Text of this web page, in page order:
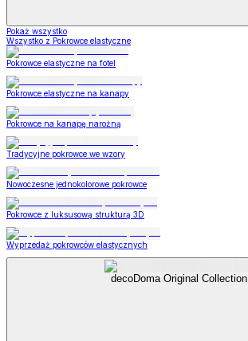
Pokaż wszystko
Wszystko z Pokrowce elastyczne
Pokrowce elastyczne na fotel
Pokrowce elastyczne na kanapy
Pokrowce na kanapę narożną
Tradycyjne pokrowce we wzory
Nowoczesne jednokolorowe pokrowce
Pokrowce z luksusową strukturą 3D
Wyprzedaż pokrowców elastycznych
decoDoma Original Collection